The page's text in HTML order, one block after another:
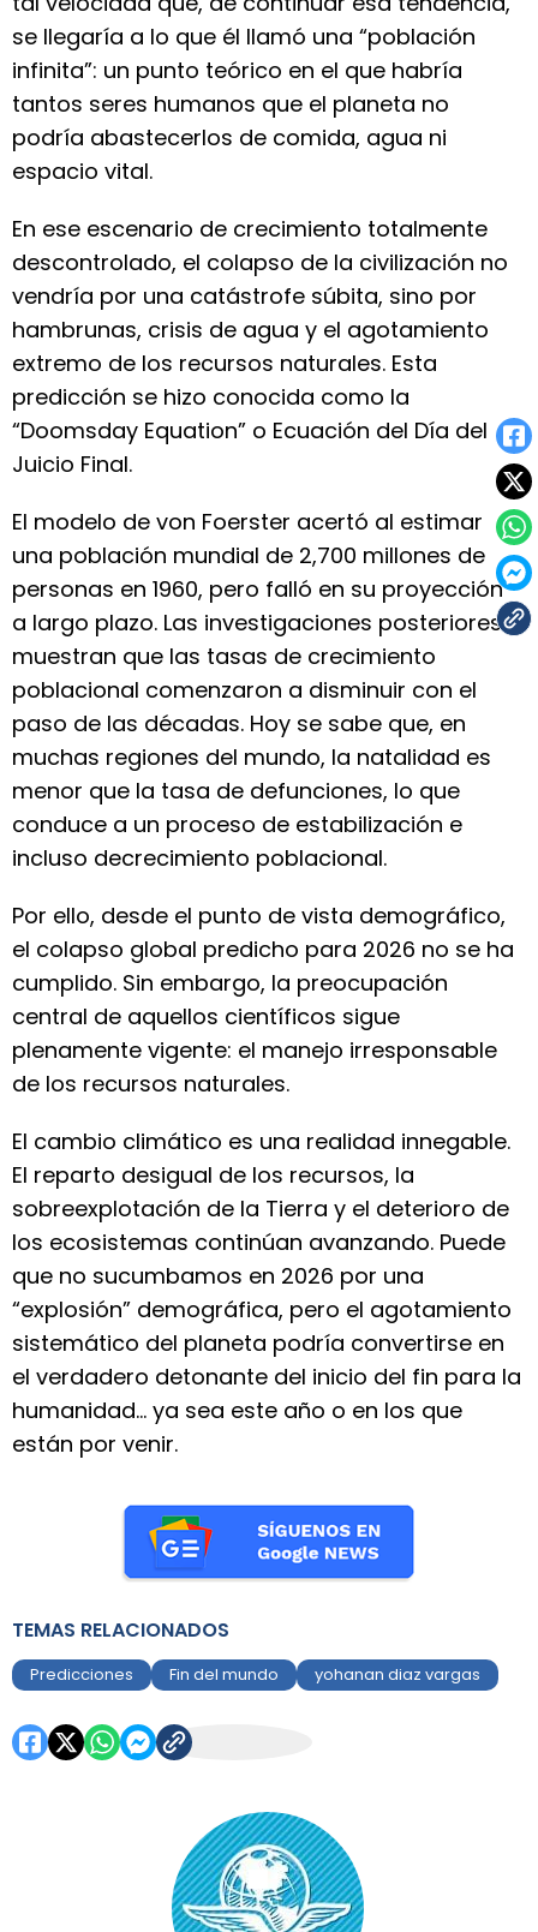
se llegaría a lo que él llamó una “población
infinita”: un punto teórico en el que habría
tantos seres humanos que el planeta no
podría abastecerlos de comida, agua ni
espacio vital.
En ese escenario de crecimiento totalmente
descontrolado, el colapso de la civilización no
vendría por una catástrofe súbita, sino por
hambrunas, crisis de agua y el agotamiento
extremo de los recursos naturales. Esta
predicción se hizo conocida como la
“Doomsday Equation” o Ecuación del Día del
Juicio Final.
El modelo de von Foerster acertó al estimar
una población mundial de 2,700 millones de
personas en 1960, pero falló en su proyección
a largo plazo. Las investigaciones posteriores
muestran que las tasas de crecimiento
poblacional comenzaron a disminuir con el
paso de las décadas. Hoy se sabe que, en
muchas regiones del mundo, la natalidad es
menor que la tasa de defunciones, lo que
conduce a un proceso de estabilización e
incluso decrecimiento poblacional.
Por ello, desde el punto de vista demográfico,
el colapso global predicho para 2026 no se ha
cumplido. Sin embargo, la preocupación
central de aquellos científicos sigue
plenamente vigente: el manejo irresponsable
de los recursos naturales.
El cambio climático es una realidad innegable.
El reparto desigual de los recursos, la
sobreexplotación de la Tierra y el deterioro de
los ecosistemas continúan avanzando. Puede
que no sucumbamos en 2026 por una
“explosión” demográfica, pero el agotamiento
sistemático del planeta podría convertirse en
el verdadero detonante del inicio del fin para la
humanidad… ya sea este año o en los que
están por venir.
TEMAS RELACIONADOS
Predicciones Fin del mundo yohanan diaz vargas